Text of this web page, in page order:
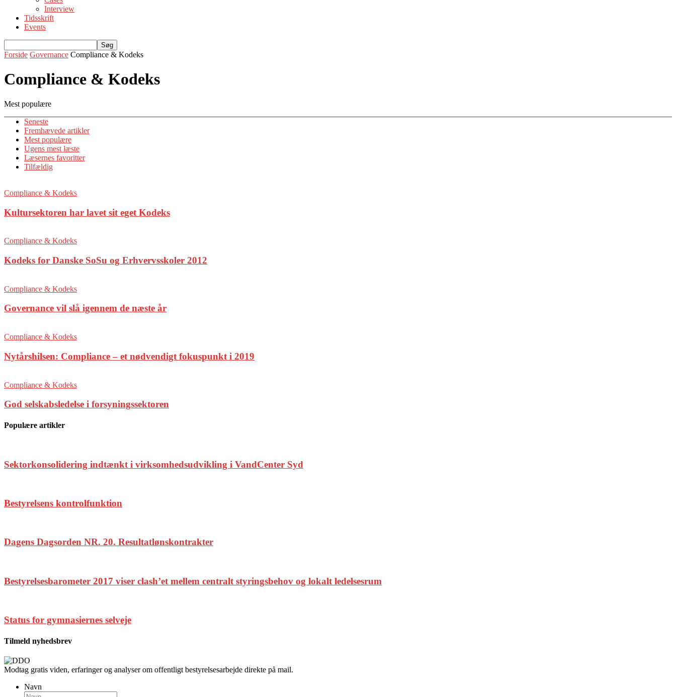
Interview
Tidsskrift
Events
Forside Governance Compliance & Kodeks
Compliance & Kodeks
Mest populære
Seneste
Fremhævede artikler
Mest populære
Ugens mest læste
Læsernes favoritter
Tilfældig
Compliance & Kodeks
Kultursektoren har lavet sit eget Kodeks
Compliance & Kodeks
Kodeks for Danske SoSu og Erhvervsskoler 2012
Compliance & Kodeks
Governance vil slå igennem de næste år
Compliance & Kodeks
Nytårshilsen: Compliance – et nødvendigt fokuspunkt i 2019
Compliance & Kodeks
God selskabsledelse i forsyningssektoren
Populære artikler
Sektorkonsolidering indtænkt i virksomhedsudvikling i VandCenter Syd
Bestyrelsens kontrolfunktion
Dagens Dagsorden NR. 20. Resultatlønskontrakter
Bestyrelsesbarometer 2017 viser clash’et mellem centralt styringsbehov og lokalt ledelsesrum
Status for gymnasiernes selveje
Tilmeld nyhedsbrev
Modtag gratis viden, erfaringer og analyser om offentligt bestyrelsesarbejde direkte på mail.
Navn